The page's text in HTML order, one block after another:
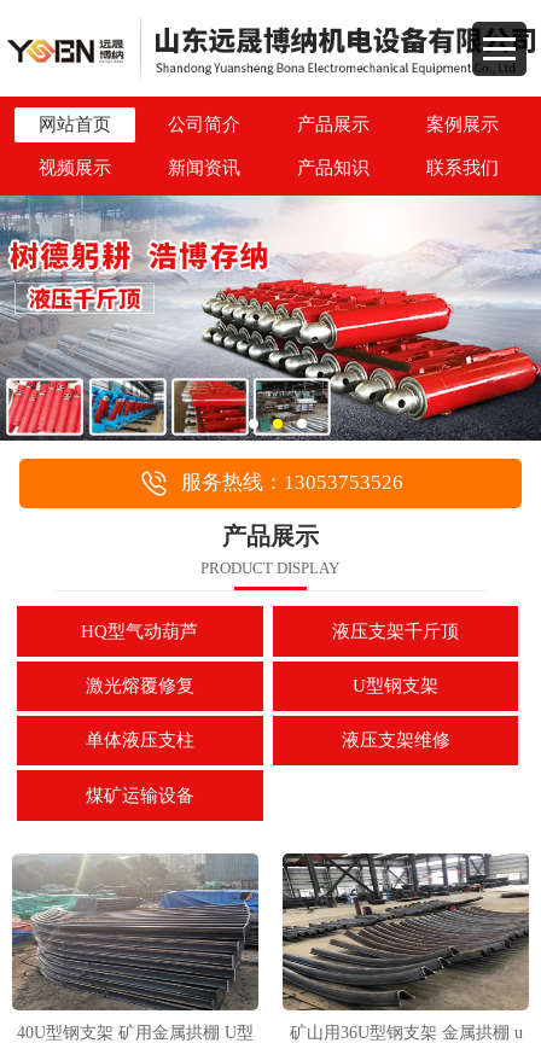
网站首页 公司简介 产品展示 案例展示
视频展示 新闻资讯 产品知识 联系我们
服务热线：13053753526
产品展示
PRODUCT DISPLAY
HQ型气动葫芦 液压支架千斤顶
激光熔覆修复 U型钢支架
单体液压支柱 液压支架维修
煤矿运输设备
40U型钢支架 矿用金属拱棚 U型
矿山用36U型钢支架 金属拱棚 u